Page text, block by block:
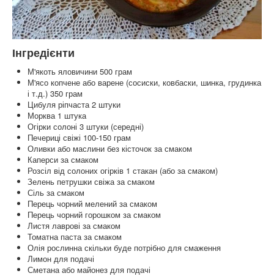
Інгредієнти
М'якоть яловичини 500 грам
М'ясо копчене або варене (сосиски, ковбаски, шинка, грудинка
і т.д.) 350 грам
Цибуля ріпчаста 2 штуки
Морква 1 штука
Огірки солоні 3 штуки (середні)
Печериці свіжі 100-150 грам
Оливки або маслини без кісточок за смаком
Каперси за смаком
Розсіл від солоних огірків 1 стакан (або за смаком)
Зелень петрушки свіжа за смаком
Сіль за смаком
Перець чорний мелений за смаком
Перець чорний горошком за смаком
Листя лаврові за смаком
Томатна паста за смаком
Олія рослинна скільки буде потрібно для смаження
Лимон для подачі
Сметана або майонез для подачі